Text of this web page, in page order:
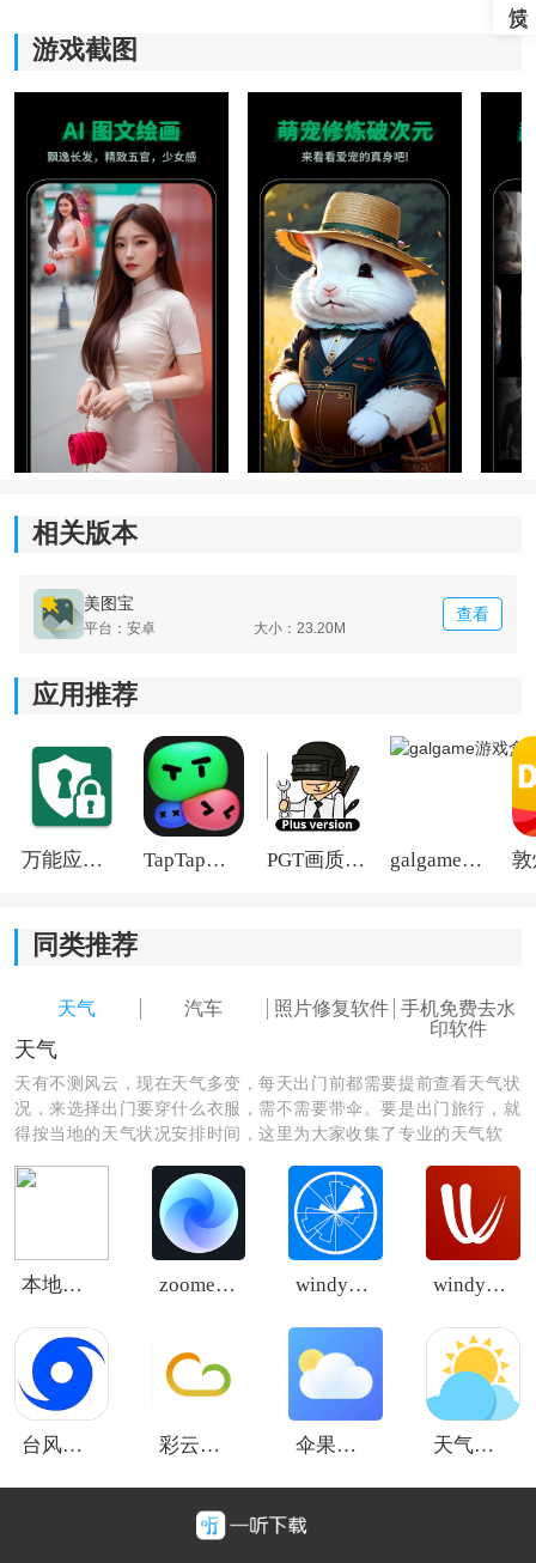
《美图宝照片修复》软件特色：
1、提供智能修复功能，能够自动识别照片中的缺陷，并
进行修复，让照片恢复原貌。
果、滤镜、框架等，让照片更加生动和有趣。
行调色、裁剪、修饰等，实现个性化的照片处理。
整功能，让用户可以自由地对照片进行美化和修饰。
游戏截图
相关版本
美图宝
平台：安卓 大小：23.20M
查看
应用推荐
万能应用隐藏 TapTap国际版2026 PGT画质助手旧版 galgame游戏盒子2026
同类推荐
天气 汽车 照片修复软件
手机免费去水
印软件
天气
天有不测风云，现在天气多变，每天出门前都需要提前查看天气状
况，来选择出门要穿什么衣服，需不需要带伞。要是出门旅行，就
得按当地的天气状况安排时间，这里为大家收集了专业的天气软
本地天气预报 zoomearth风暴追踪 windy蓝色版 windy中文版
台风速报高清版 彩云天气预报 伞果天气 天气预报纯净版